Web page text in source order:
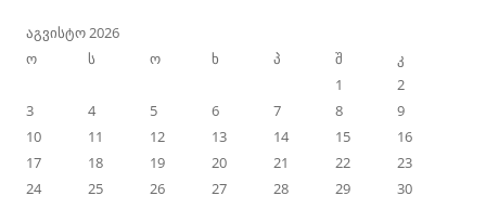
აგვისტო 2026
ო
ს ო ხ პ შ
კ
1
2
3
4 5 6 7 8
9
10
11 12 13 14 15
16
17
18 19 20 21 22
23
24
25 26 27 28 29
30